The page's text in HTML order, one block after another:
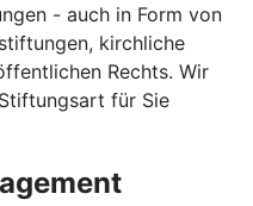
- auch in Form von
kirchliche
Rechts. Wir
für Sie